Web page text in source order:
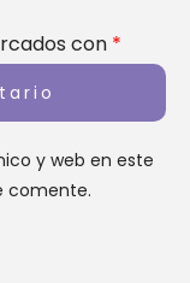
con *
y web en este
comente.